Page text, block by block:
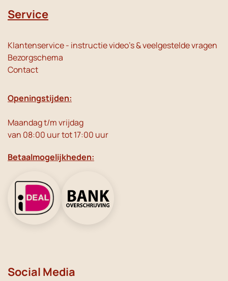
Service
Klantenservice - instructie video's & veelgestelde vragen
Bezorgschema
Contact
Openingstijden:
Maandag t/m vrijdag
van 08:00 uur tot 17:00 uur
Betaalmogelijkheden:
Social Media